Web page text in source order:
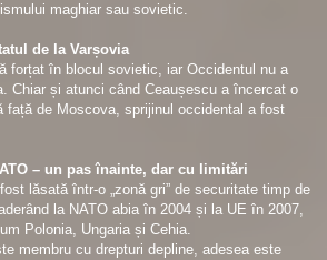
maghiar sau sovietic.
de la Varșovia
forțat în blocul sovietic, iar Occidentul nu a
Chiar și atunci când Ceaușescu a încercat o
față de Moscova, sprijinul occidental a fost
– un pas înainte, dar cu limitări
lăsată într-o „zonă gri” de securitate timp de
la NATO abia în 2004 și la UE în 2007,
Polonia, Ungaria și Cehia.
membru cu drepturi depline, adesea este